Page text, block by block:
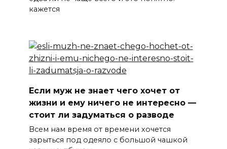
кажется
Если муж не знает чего хочет от
жизни и ему ничего не интересно —
стоит ли задуматься о разводе
Всем нам время от времени хочется
зарыться под одеяло с большой чашкой